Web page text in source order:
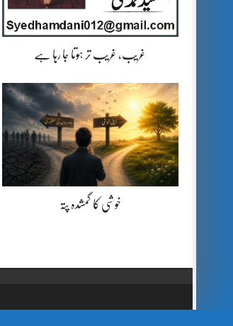
غریب، غریب تر ہوتا جا رہا ہے
خوشی کا گمشدہ پتہ